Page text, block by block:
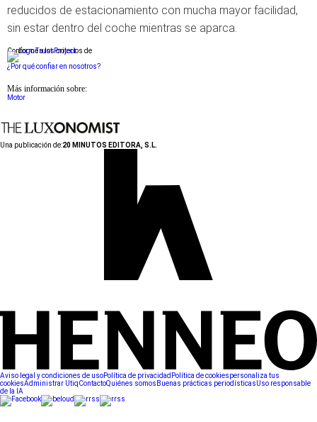
reducidos de estacionamiento con mucha mayor facilidad,
sin estar dentro del coche mientras se aparca.
Conforme a los criterios de
¿Por qué confiar en nosotros?
Más información sobre:
Motor
Una publicación de:20 MINUTOS EDITORA, S.L.
Aviso legal y condiciones de usoPolítica de privacidad Política de cookiespersonaliza tus
cookiesAdministrar UtiqContactoQuiénes somos Buenas prácticas periodísticasUso responsable
de la IA